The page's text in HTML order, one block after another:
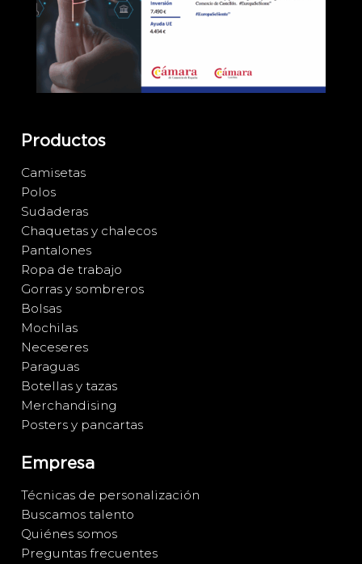
Productos
Camisetas
Polos
Sudaderas
Chaquetas y chalecos
Pantalones
Ropa de trabajo
Gorras y sombreros
Bolsas
Mochilas
Neceseres
Paraguas
Botellas y tazas
Merchandising
Posters y pancartas
Empresa
Técnicas de personalización
Buscamos talento
Quiénes somos
Preguntas frecuentes